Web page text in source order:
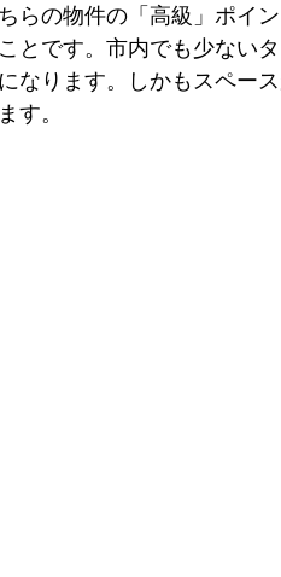
らの物件の「高級」ポイ
とです。市内でも少ない
なります。しかもスペー
す。